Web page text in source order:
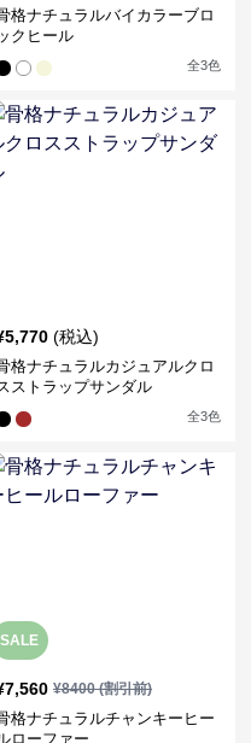
格ナチュラルバイカラーブロ
クヒール
全3色
5,770 (税込)
格ナチュラルカジュアルクロ
ストラップサンダル
全3色
SALE
7,560 ¥8400(割引前)
格ナチュラルチャンキーヒー
ローファー